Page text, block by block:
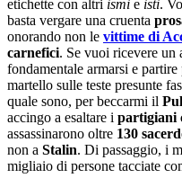
etichette con altri ismi e isti.
basta vergare una cruenta
onorando non le vittime di
carnefici. Se vuoi ricevere un
fondamentale armarsi e
martello sulle teste presunte
quale sono, per beccarmi il
accingo a esaltare i partigiani
assassinarono oltre 130
non a Stalin. Di passaggio, i
migliaio di persone tacciate